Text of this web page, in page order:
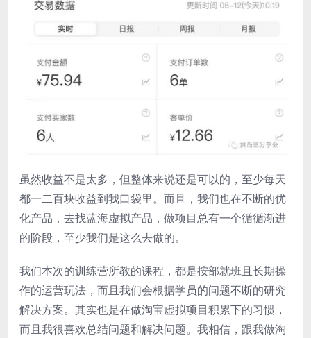
虽然收益不是太多，但整体来说还是可以的，至少每天
都一二百块收益到我口袋里。而且，我们也在不断的优
化产品，去找蓝海虚拟产品，做项目总有一个循循渐进
的阶段，至少我们是这么去做的。
我们本次的训练营所教的课程，都是按部就班且长期操
作的运营玩法，而且我们会根据学员的问题不断的研究
解决方案。其实也是在做淘宝虚拟项目积累下的习惯，
而且我很喜欢总结问题和解决问题。我相信，跟我做淘